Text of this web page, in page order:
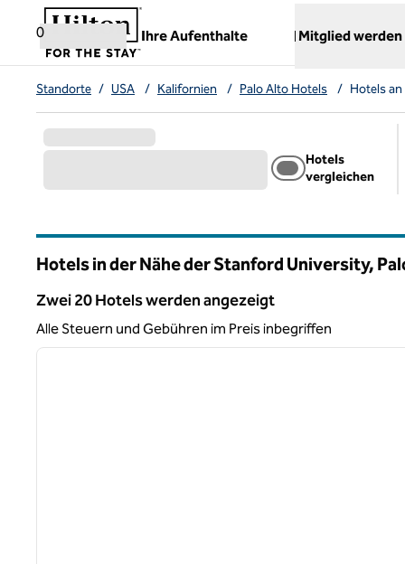
Weiter zum Inhalt
0
Ihre Aufenthalte
,öffnet neue Registerkarte
Mitglied werden
Standorte / USA / Kalifornien / Palo Alto Hotels / Hotels
Hotels
vergleichen
Hotels in der Nähe der Stanford University,
Zwei 20 Hotels werden angezeigt
Zwei 20 Hotels werden angezeigt
Alle Steuern und Gebühren im Preis inbegriffen
1 von 12